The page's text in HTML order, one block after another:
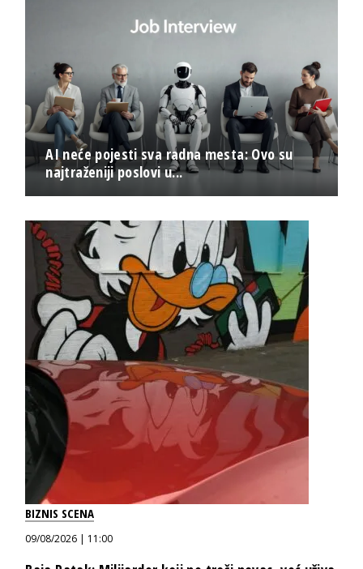
AI neće pojesti sva radna mesta: Ovo su
najtraženiji poslovi u...
BIZNIS SCENA
09/08/2026 | 11:00